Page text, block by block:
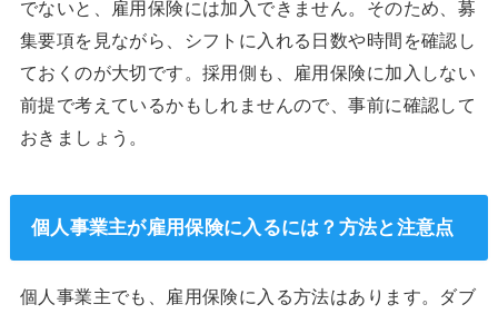
でないと、雇用保険には加入できません。そのため、募
集要項を見ながら、シフトに入れる日数や時間を確認し
ておくのが大切です。採用側も、雇用保険に加入しない
前提で考えているかもしれませんので、事前に確認して
おきましょう。
個人事業主が雇用保険に入るには？方法と注意点
個人事業主でも、雇用保険に入る方法はあります。ダブ